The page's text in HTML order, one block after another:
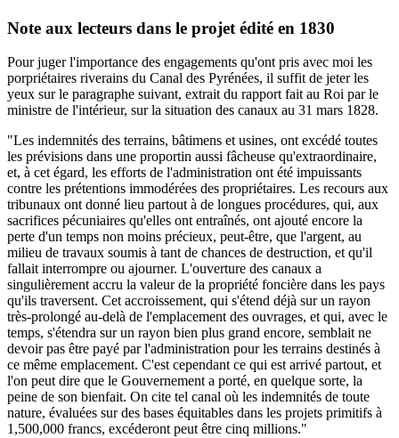
Note aux lecteurs dans le projet édité en 1830
Pour juger l'importance des engagements qu'ont pris avec moi les
porpriétaires riverains du Canal des Pyrénées, il suffit de jeter les
yeux sur le paragraphe suivant, extrait du rapport fait au Roi par le
ministre de l'intérieur, sur la situation des canaux au 31 mars 1828.
"Les indemnités des terrains, bâtimens et usines, ont excédé toutes
les prévisions dans une proportin aussi fâcheuse qu'extraordinaire,
et, à cet égard, les efforts de l'administration ont été impuissants
contre les prétentions immodérées des propriétaires. Les recours aux
tribunaux ont donné lieu partout à de longues procédures, qui, aux
sacrifices pécuniaires qu'elles ont entraînés, ont ajouté encore la
perte d'un temps non moins précieux, peut-être, que l'argent, au
milieu de travaux soumis à tant de chances de destruction, et qu'il
fallait interrompre ou ajourner. L'ouverture des canaux a
singulièrement accru la valeur de la propriété foncière dans les pays
qu'ils traversent. Cet accroissement, qui s'étend déjà sur un rayon
très-prolongé au-delà de l'emplacement des ouvrages, et qui, avec le
temps, s'étendra sur un rayon bien plus grand encore, semblait ne
devoir pas être payé par l'administration pour les terrains destinés à
ce même emplacement. C'est cependant ce qui est arrivé partout, et
l'on peut dire que le Gouvernement a porté, en quelque sorte, la
peine de son bienfait. On cite tel canal où les indemnités de toute
nature, évaluées sur des bases équitables dans les projets primitifs à
1,500,000 francs, excéderont peut être cinq millions."